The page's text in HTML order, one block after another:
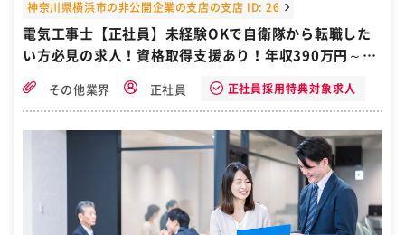
神奈川県横浜市の非公開企業の支店の支店 ID: 26
電気工事士【正社員】未経験OKで自衛隊から転職した
い方必見の求人！資格取得支援あり！年収390万円～45
その他業界 正社員 正社員採用特典対象求人